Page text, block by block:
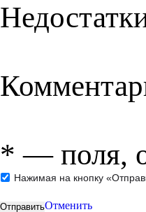
* — поля,
Нажимая на кнопку
Отменить